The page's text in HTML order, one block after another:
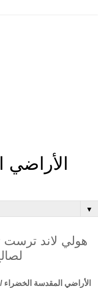
▼
هولي لاند ترست
الأراضي المقدسة الخضراء / GHLands